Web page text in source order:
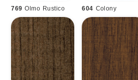
604 Colony
769 Olmo Rustico